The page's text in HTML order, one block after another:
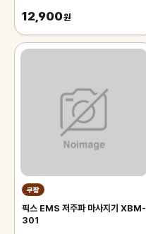
12,900원
쿠팡
픽스 EMS 저주파 마사지기 XBM-
301